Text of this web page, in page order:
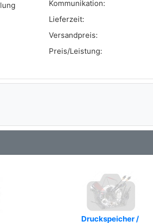
Kommunikation:
Lieferzeit:
Versandpreis:
Preis/Leistung:
Druckspeicher /